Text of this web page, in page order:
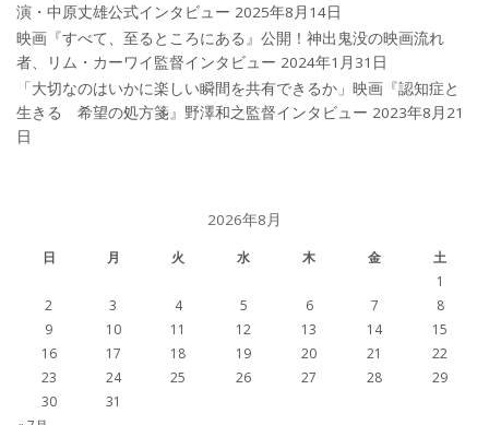
演・中原丈雄公式インタビュー 2025年8月14日
映画『すべて、至るところにある』公開！神出鬼没の映画流れ
者、リム・カーワイ監督インタビュー 2024年1月31日
「大切なのはいかに楽しい瞬間を共有できるか」映画『認知症と
生きる 希望の処方箋』野澤和之監督インタビュー 2023年8月21
日
2026年8月
日 月 火 水 木 金
土
1
2
3 4 5 6 7
8
9
10 11 12 13 14
15
16
17 18 19 20 21
22
23
24 25 26 27 28
29
30
31